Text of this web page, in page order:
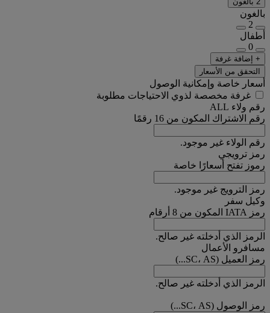
بالغون
2
أطفال
0
+ إضافة غرفة
التحقق من الأسعار
أسعار خاصة وإمكانية الوصول
غرفة مخصصة لذوي الاحتياجات مطلوبة
رقم ولاء ALL
رقم الاشتراك المكون من 16 رقمًا
رقم الولاء غير موجود.
رمز ترويجي
رموز تفتح أسعارًا خاصة
رمز الترويج غير موجود.
وكيل سفر
رمز IATA المكون من 8 أرقام
الرمز الذي أدخلته غير صالح.
مسافرو الأعمال
رمز العميل (SC، AS...)
الرمز الذي أدخلته غير صالح.
رمز الوصول (SC، AS...)